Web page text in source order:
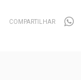
COMPARTILHAR